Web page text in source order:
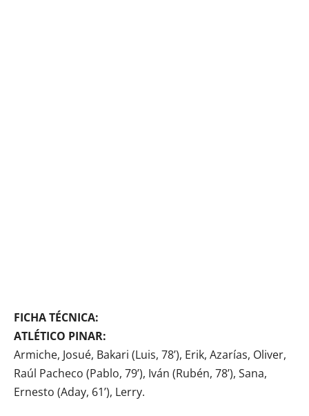
FICHA TÉCNICA:
ATLÉTICO PINAR:
Armiche, Josué, Bakari (Luis, 78’), Erik, Azarías, Oliver,
Raúl Pacheco (Pablo, 79’), Iván (Rubén, 78’), Sana,
Ernesto (Aday, 61’), Lerry.